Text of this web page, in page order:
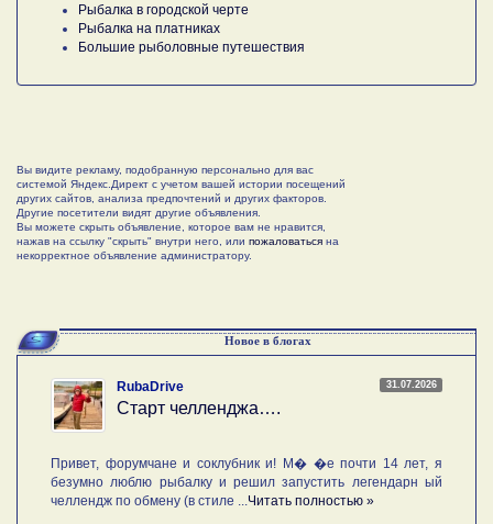
Рыбалка в городской черте
Рыбалка на платниках
Большие рыболовные путешествия
Вы видите рекламу, подобранную персонально для вас
системой Яндекс.Директ с учетом вашей истории посещений
других сайтов, анализа предпочтений и других факторов.
Другие посетители видят другие объявления.
Вы можете скрыть объявление, которое вам не нравится,
нажав на ссылку "скрыть" внутри него, или пожаловаться на
некорректное объявление администратору.
Новое в блогах
31.07.2026
RubaDrive
Старт челленджа….
Привет, форумчане и соклубник и! М� �е почти 14 лет, я
безумно люблю рыбалку и решил запустить легендарн ый
челлендж по обмену (в стиле ... Читать полностью »